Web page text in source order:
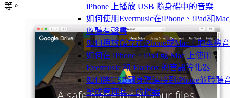
iPhone 上播放 USB 隨身碟中的音樂
如何使用Evermusic在iPhone、iPad和
收聽有聲書
如何播放儲存在iPhone或Mac上的本機
如何在 iPhone、iPad 或 Mac 上使用
Evermusic 和 Flacbox 的音訊等化器
如何將USB隨身碟連接到iPhone並聆聽
樂或管理其上的檔案
等。